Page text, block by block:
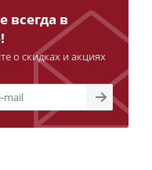
всегда в
о скидках и акциях